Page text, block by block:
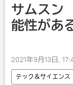
サムスン
能性があ
2021年9月13日,
テック＆サイエンス